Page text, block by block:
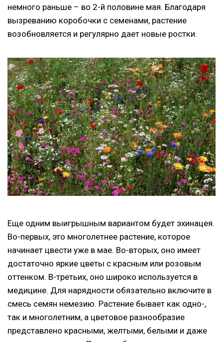
немного раньше – во 2-й половине мая. Благодаря
вызреванию коробочки с семенами, растение
возобновляется и регулярно дает новые ростки.
Еще одним выигрышным вариантом будет эхинацея.
Во-первых, это многолетнее растение, которое
начинает цвести уже в мае. Во-вторых, оно имеет
достаточно яркие цветы с красным или розовым
оттенком. В-третьих, оно широко используется в
медицине. Для нарядности обязательно включите в
смесь семян немезию. Растение бывает как одно-,
так и многолетним, а цветовое разнообразие
представлено красными, желтыми, белыми и даже